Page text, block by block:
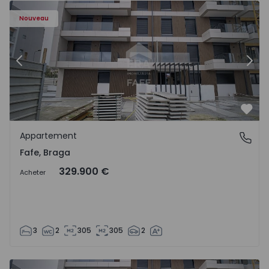
Nouveau
Précédent
Fafe, Braga
Appartement
Fafe, Braga
Acheter 329.900 €
3 2 305 305 2